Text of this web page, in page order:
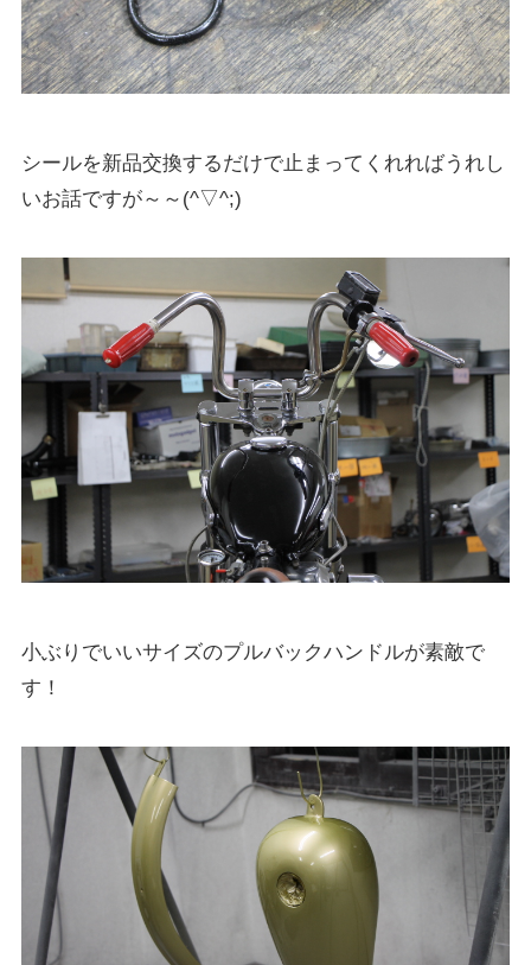
シールを新品交換するだけで止まってくれればうれし
いお話ですが～～(^▽^;)
小ぶりでいいサイズのプルバックハンドルが素敵で
す！